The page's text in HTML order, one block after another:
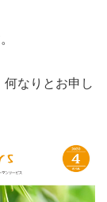
なりとお申し